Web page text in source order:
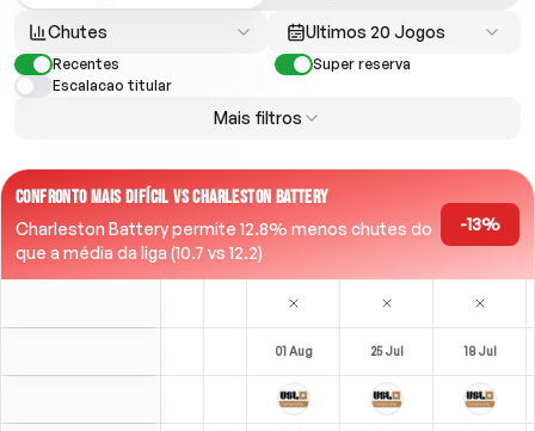
Chutes Ultimos 20 Jogos
Recentes
Super reserva
Escalacao titular
Mais filtros
CONFRONTO MAIS DIFÍCIL VS CHARLESTON BATTERY
Charleston Battery permite 12.8% menos chutes do
que a média da liga (10.7 vs 12.2)
-13%
01 Aug 25 Jul 18 Jul